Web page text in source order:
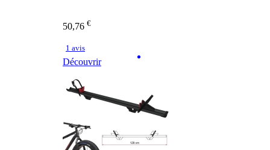
50,76 €
1 avis
Découvrir